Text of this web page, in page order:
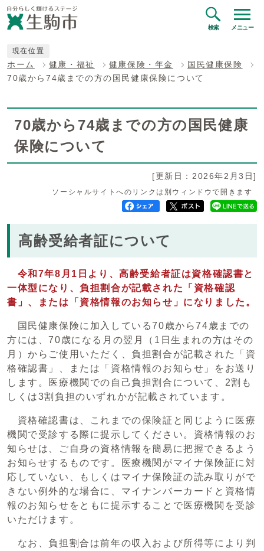
検索 メニュー
現在位置
ホーム 健康・福祉 健康保険・年金
国民健康保険
70歳から74歳までの方の国民健康保険について
70歳から74歳までの方の国民健康
保険について
[更新日：2026年2月3日]
ソーシャルサイトへのリンクは別ウィンドウで開きます
高齢受給者証について
令和7年8月1日より、高齢受給者証は資格確認書と
一体型になり、負担割合が記載された「資格確認
書」、または「資格情報のお知らせ」になりました。
国民健康保険に加入している70歳から74歳までの
方には、70歳になる月の翌月（1日生まれの方はその
月）からご使用いただく、負担割合が記載された「資
格確認書」、または「資格情報のお知らせ」をお送り
します。医療機関での自己負担割合について、2割も
しくは3割負担のいずれかが記載されています。
資格確認書は、これまでの保険証と同じように医療
機関で受診する際に提示してください。資格情報のお
知らせは、ご自身の資格情報を簡易に把握できるよう
お知らせするものです。医療機関がマイナ保険証に対
応していない、もしくはマイナ保険証の読み取りがで
きない例外的な場合に、マイナンバーカードと資格情
報のお知らせをともに提示することで医療機関を受診
いただけます。
なお、負担割合は前年の収入および所得等により判